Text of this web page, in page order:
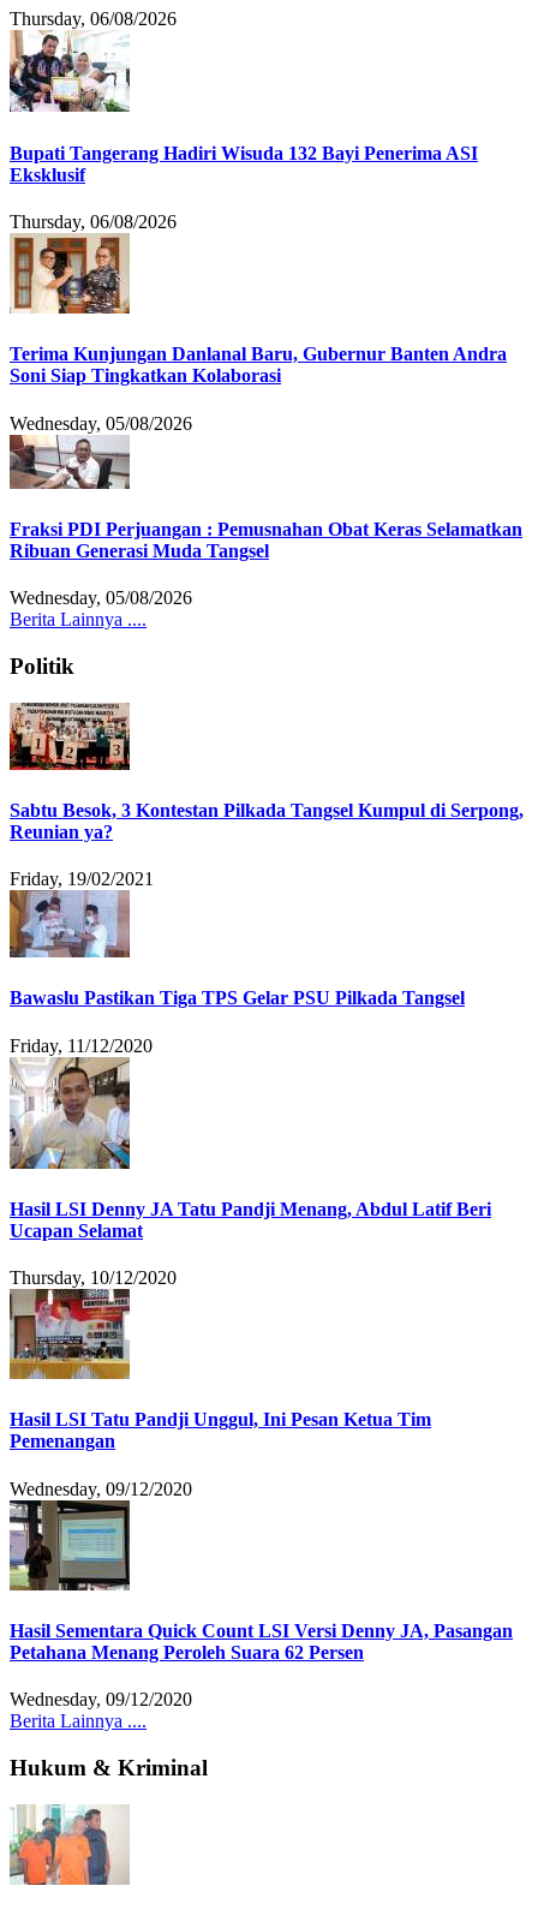
Thursday, 06/08/2026
Bupati Tangerang Hadiri Wisuda 132 Bayi Penerima ASI
Eksklusif
Thursday, 06/08/2026
Terima Kunjungan Danlanal Baru, Gubernur Banten Andra
Soni Siap Tingkatkan Kolaborasi
Wednesday, 05/08/2026
Fraksi PDI Perjuangan : Pemusnahan Obat Keras Selamatkan
Ribuan Generasi Muda Tangsel
Wednesday, 05/08/2026
Berita Lainnya ....
Politik
Sabtu Besok, 3 Kontestan Pilkada Tangsel Kumpul di Serpong,
Reunian ya?
Friday, 19/02/2021
Bawaslu Pastikan Tiga TPS Gelar PSU Pilkada Tangsel
Friday, 11/12/2020
Hasil LSI Denny JA Tatu Pandji Menang, Abdul Latif Beri
Ucapan Selamat
Thursday, 10/12/2020
Hasil LSI Tatu Pandji Unggul, Ini Pesan Ketua Tim
Pemenangan
Wednesday, 09/12/2020
Hasil Sementara Quick Count LSI Versi Denny JA, Pasangan
Petahana Menang Peroleh Suara 62 Persen
Wednesday, 09/12/2020
Berita Lainnya ....
Hukum & Kriminal